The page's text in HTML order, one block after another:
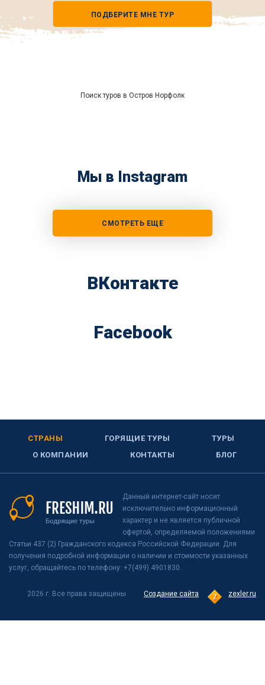
ПОДБЕРИТЕ МНЕ ТУР
Поиск туров в Остров Норфолк
Мы в Instagram
СМОТРЕТЬ ЕЩЕ
ВКонтакте
Facebook
СТРАНЫ ГОРЯЩИЕ ТУРЫ
ТУРЫ
О КОМПАНИИ
КОНТАКТЫ БЛОГ
Данный интернет-сайт носит
исключительно информационный
характер и не является публичной
офертой, определяемой положениями
Статьи 437 (2) Гражданского кодекса Российской Федерации. Для
получения подробной информации о наличии и стоимости указанных
услуг, обращайтесь по телефону: +7(499) 4901830.
Создание сайта zexler.ru
2026 г. Все права защищены